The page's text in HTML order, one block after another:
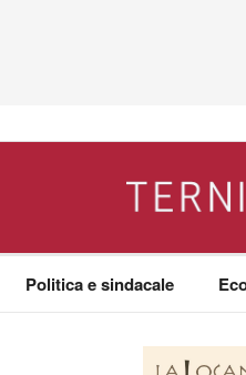
Politica e sindacale